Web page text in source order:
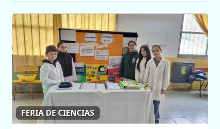
FERIA DE CIENCIAS